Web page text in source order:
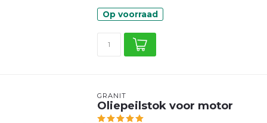
Op voorraad
GRANIT
Oliepeilstok voor motor